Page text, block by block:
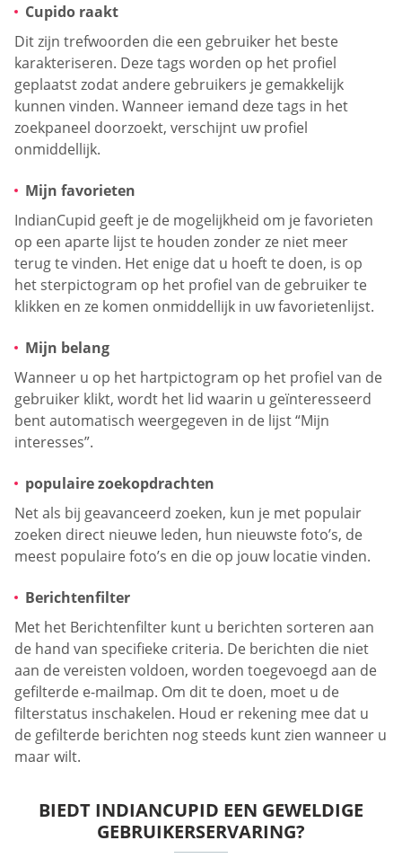
Cupido raakt
Dit zijn trefwoorden die een gebruiker het beste
karakteriseren. Deze tags worden op het profiel
geplaatst zodat andere gebruikers je gemakkelijk
kunnen vinden. Wanneer iemand deze tags in het
zoekpaneel doorzoekt, verschijnt uw profiel
onmiddellijk.
Mijn favorieten
IndianCupid geeft je de mogelijkheid om je favorieten
op een aparte lijst te houden zonder ze niet meer
terug te vinden. Het enige dat u hoeft te doen, is op
het sterpictogram op het profiel van de gebruiker te
klikken en ze komen onmiddellijk in uw favorietenlijst.
Mijn belang
Wanneer u op het hartpictogram op het profiel van de
gebruiker klikt, wordt het lid waarin u geïnteresseerd
bent automatisch weergegeven in de lijst “Mijn
interesses”.
populaire zoekopdrachten
Net als bij geavanceerd zoeken, kun je met populair
zoeken direct nieuwe leden, hun nieuwste foto’s, de
meest populaire foto’s en die op jouw locatie vinden.
Berichtenfilter
Met het Berichtenfilter kunt u berichten sorteren aan
de hand van specifieke criteria. De berichten die niet
aan de vereisten voldoen, worden toegevoegd aan de
gefilterde e-mailmap. Om dit te doen, moet u de
filterstatus inschakelen. Houd er rekening mee dat u
de gefilterde berichten nog steeds kunt zien wanneer u
maar wilt.
BIEDT INDIANCUPID EEN GEWELDIGE
GEBRUIKERSERVARING?